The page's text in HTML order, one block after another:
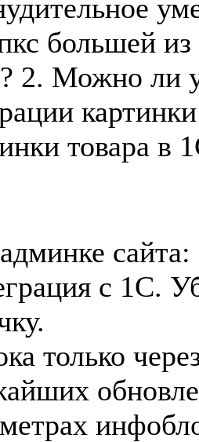
большей
2. Можно ли
товара в
с 1С.
только